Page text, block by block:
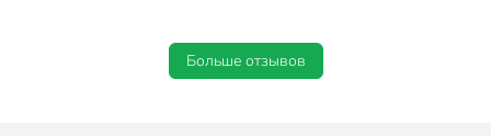
Артикул производителя
Больше отзывов